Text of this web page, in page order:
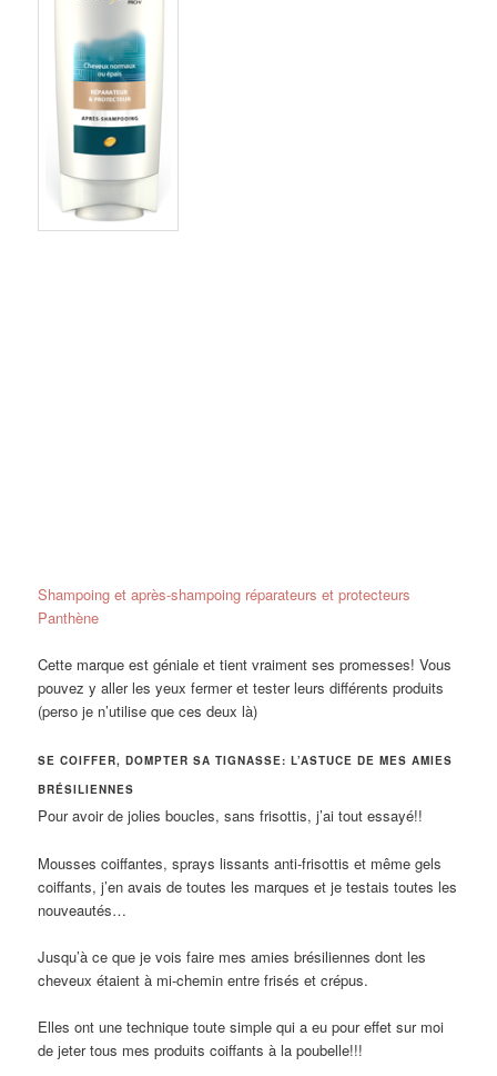
Shampoing et après-shampoing réparateurs et protecteurs
Panthène
Cette marque est géniale et tient vraiment ses promesses! Vous
pouvez y aller les yeux fermer et tester leurs différents produits
(perso je n’utilise que ces deux là)
SE COIFFER, DOMPTER SA TIGNASSE: L’ASTUCE DE MES AMIES
BRÉSILIENNES
Pour avoir de jolies boucles, sans frisottis, j’ai tout essayé!!
Mousses coiffantes, sprays lissants anti-frisottis et même gels
coiffants, j’en avais de toutes les marques et je testais toutes les
nouveautés…
Jusqu’à ce que je vois faire mes amies brésiliennes dont les
cheveux étaient à mi-chemin entre frisés et crépus.
Elles ont une technique toute simple qui a eu pour effet sur moi
de jeter tous mes produits coiffants à la poubelle!!!